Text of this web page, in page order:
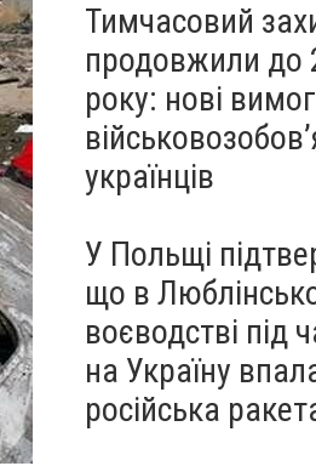
Тимчасовий
продовжили до
року: нові
українців
У Польщі
що в
воєводстві під
на Україну
російська